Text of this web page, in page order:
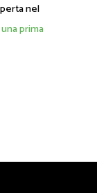
nel
prima